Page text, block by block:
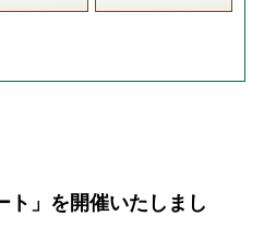
ト」を開催いたしまし